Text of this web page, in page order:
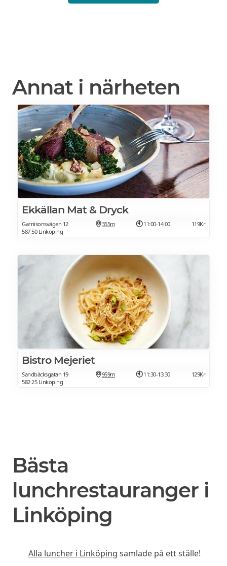
Annat i närheten
Ekkällan Mat & Dryck
Garnisonsvägen 12
587 50 Linköping
355m 11:00-14:00 119Kr
Bistro Mejeriet
Sandbäcksgatan 19
582 25 Linköping
959m 11:30-13:30 129Kr
Bästa
lunchrestauranger i
Linköping
Alla luncher i Linköping samlade på ett ställe!